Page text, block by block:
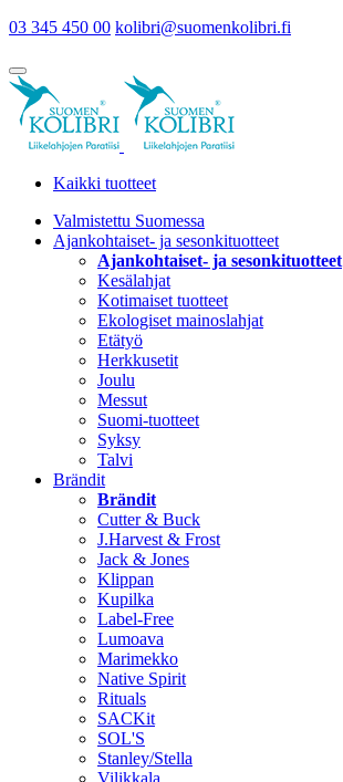
03 345 450 00 kolibri@suomenkolibri.fi
Kaikki tuotteet
Valmistettu Suomessa
Ajankohtaiset- ja sesonkituotteet
Ajankohtaiset- ja sesonkituotteet
Kesälahjat
Kotimaiset tuotteet
Ekologiset mainoslahjat
Etätyö
Herkkusetit
Joulu
Messut
Suomi-tuotteet
Syksy
Talvi
Brändit
Brändit
Cutter & Buck
J.Harvest & Frost
Jack & Jones
Klippan
Kupilka
Label-Free
Lumoava
Marimekko
Native Spirit
Rituals
SACKit
SOL'S
Stanley/Stella
Vilikkala